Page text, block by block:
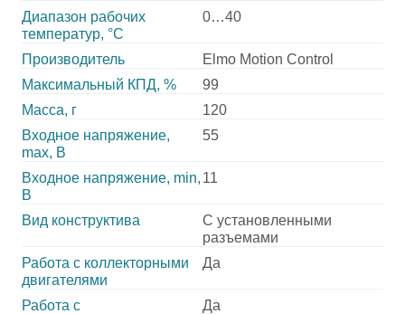
Диапазон рабочих
температур, °С
0…40
Производитель
Elmo Motion Control
Максимальный КПД, %
99
Масса, г
120
Входное напряжение,
max, В
55
Входное напряжение, min,
В
11
Вид конструктива
С установленными
разъемами
Работа с коллекторными
двигателями
Да
Работа с
Да